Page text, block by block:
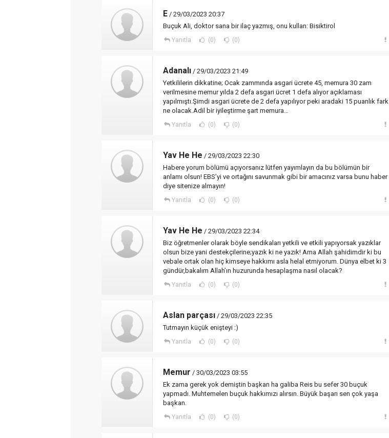
E / 29/03/2023 20:37
Buçuk Ali, doktor sana bir ilaç yazmış, onu kullan: Bisiktirol
Yanıtla (0) (0)
Adanalı / 29/03/2023 21:49
Yetkililerin dikkatine; Ocak zammında asgari ücrete 45, memura 30 zam
verilmesine memur yılda 2 defa asgari ücret 1 defa alıyor açıklaması
yapılmıştı.Şimdi asgari ücrete de 2 defa yapılıyor peki aradaki 15 puanlık fark
ne olacak.Adil bir iyileştirme şart memura…
Yanıtla (0) (0)
Yav He He / 29/03/2023 22:30
Habere yorum bölümü açıyorsanız lütfen yayımlayın da bu bölümün bir
anlamı olsun! EBS’yi ve ortağını savunmak gibi bir amacınız varsa bunu haber
diye sitenize almayın!
Yanıtla (0) (0)
Yav He He / 29/03/2023 22:34
Biz öğretmenler olarak böyle sendikaları yetkili ve etkili yapıyorsak yazıklar
olsun bize yani destekçilerine;yazık ki ne yazık! Ama Allah şahidimdir ki bu
vebale ortak olan hiç kimseye hakkımı asla helal etmiyorum. Dünya elbet ki 3
gündür,bakalım Allah’ın huzurunda hesaplaşma nasıl olacak?
Yanıtla (0) (0)
Aslan parçası / 29/03/2023 22:35
Tutmayın küçük enişteyi :)
Yanıtla (0) (0)
Memur / 30/03/2023 03:55
Ek zama gerek yok demiştin başkan ha galiba Reis bu sefer 30 buçuk
yapmadı. Muhtemelen buçuk hakkımızı alırsın. Büyük başarı sen çok yaşa
başkan.
Yanıtla (0) (0)